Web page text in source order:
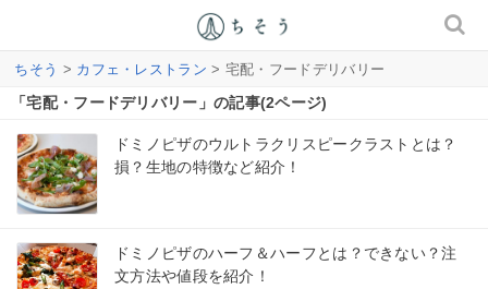
ちそう > カフェ・レストラン > 宅配・フードデリバリー
「宅配・フードデリバリー」の記事(2ページ)
ドミノピザのウルトラクリスピークラストとは？
損？生地の特徴など紹介！
ドミノピザのハーフ＆ハーフとは？できない？注
文方法や値段を紹介！